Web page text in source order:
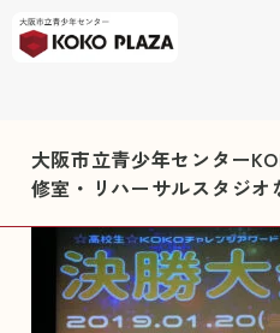
大阪市立青少年センター
修室・リハーサルスタジオ